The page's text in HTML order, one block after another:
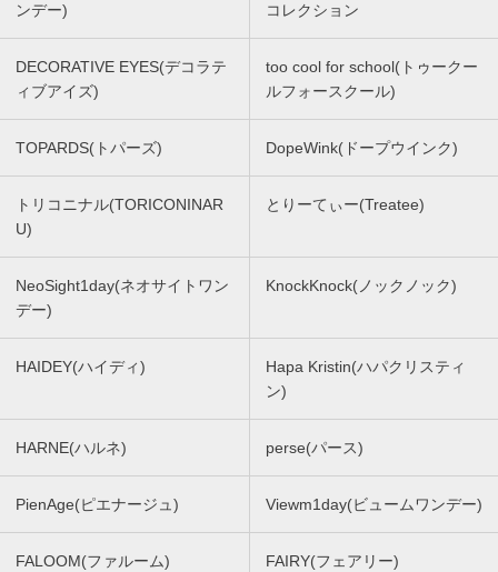
ンデー)
コレクション
DECORATIVE EYES(デコラテ
ィブアイズ)
too cool for school(トゥークー
ルフォースクール)
TOPARDS(トパーズ) DopeWink(ドープウインク)
トリコニナル(TORICONINAR
U)
とりーてぃー(Treatee)
NeoSight1day(ネオサイトワン
デー)
KnockKnock(ノックノック)
HAIDEY(ハイディ)
Hapa Kristin(ハパクリスティ
ン)
HARNE(ハルネ) perse(パース)
PienAge(ピエナージュ) Viewm1day(ビュームワンデー)
FALOOM(ファルーム) FAIRY(フェアリー)